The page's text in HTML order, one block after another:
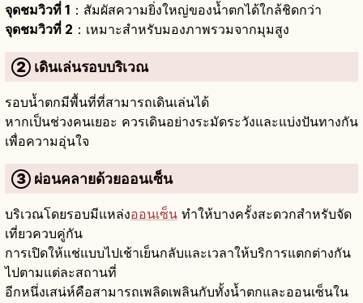
จุดชมวิวที่ 1 ：สัมผัสความยิ่งใหญ่ของน้ำตกได้ใกล้ชิดกว่า
จุดชมวิวที่ 2 ：เหมาะสำหรับมองภาพรวมจากมุมสูง
② เดินเล่นรอบบริเวณ
รอบน้ำตกมีพื้นที่ที่สามารถเดินเล่นได้
หากเป็นช่วงคนเยอะ ควรเดินอย่างระมัดระวังและแบ่งปันทางกัน
เพื่อความอุ่นใจ
③ ผ่อนคลายด้วยออนเซ็น
บริเวณโดยรอบมีแหล่งออนเซ็น ทำให้บางครั้งสะดวกสำหรับจัด
เที่ยวควบคู่กัน
การเปิดให้แช่แบบไปเช้าเย็นกลับและเวลาให้บริการแตกต่างกัน
ไปตามแต่ละสถานที่
อีกหนึ่งเสน่ห์คือสามารถเพลิดเพลินกับทั้งน้ำตกและออนเซ็นใน